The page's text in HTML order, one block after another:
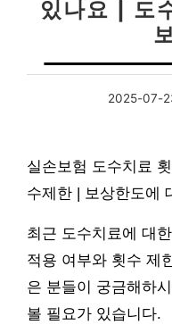
있나요 | 도
2025-07-
실손보험 도수치료
수제한 | 보상한도에
최근 도수치료에 대
적용 여부와 횟수 제
은 분들이 궁금해하
볼 필요가 있습니다.